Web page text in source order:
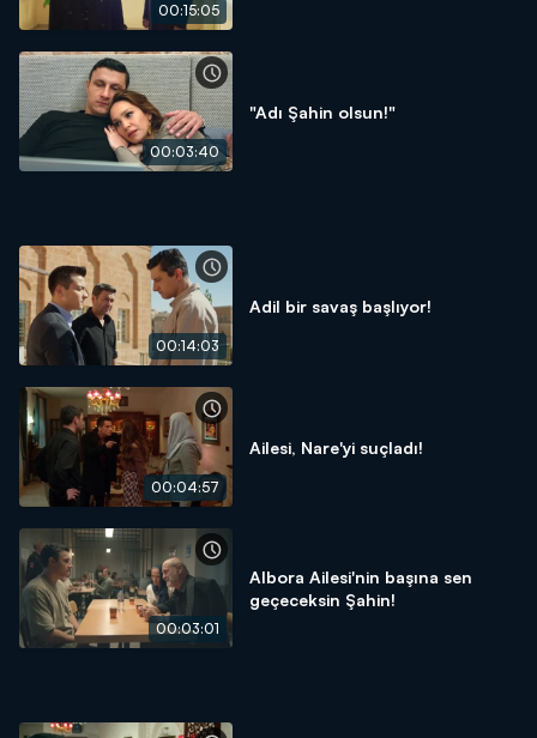
00:15:05
00:03:40
"Adı Şahin olsun!"
00:14:03
Adil bir savaş başlıyor!
00:04:57
Ailesi, Nare'yi suçladı!
00:03:01
Albora Ailesi'nin başına sen
geçeceksin Şahin!